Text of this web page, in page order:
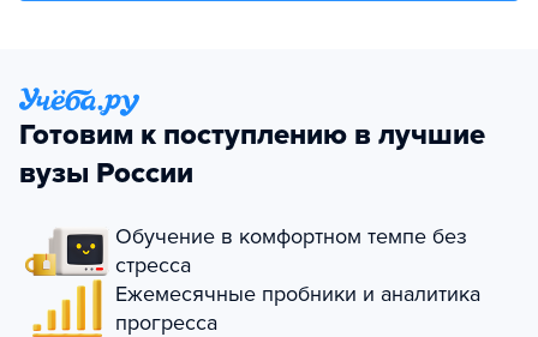
Готовим к поступлению в лучшие
вузы России
Обучение в комфортном темпе без
стресса
Ежемесячные пробники и аналитика
прогресса